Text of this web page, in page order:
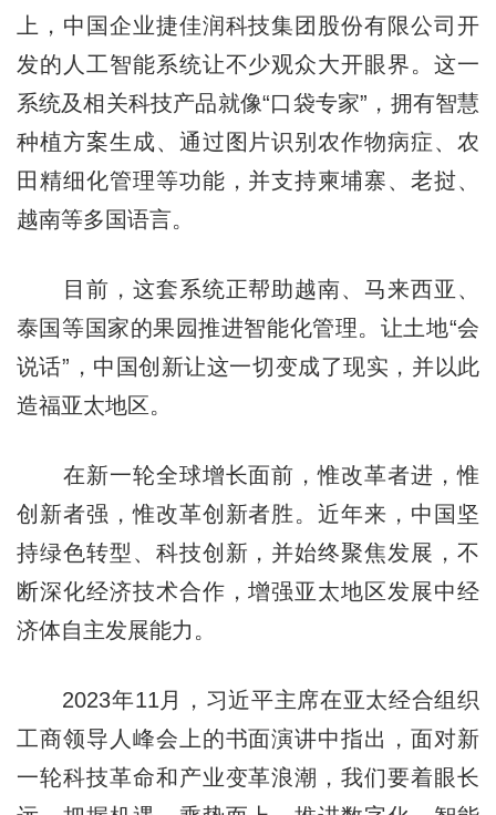
上，中国企业捷佳润科技集团股份有限公司开
发的人工智能系统让不少观众大开眼界。这一
系统及相关科技产品就像“口袋专家”，拥有智慧
种植方案生成、通过图片识别农作物病症、农
田精细化管理等功能，并支持柬埔寨、老挝、
越南等多国语言。
目前，这套系统正帮助越南、马来西亚、
泰国等国家的果园推进智能化管理。让土地“会
说话”，中国创新让这一切变成了现实，并以此
造福亚太地区。
在新一轮全球增长面前，惟改革者进，惟
创新者强，惟改革创新者胜。近年来，中国坚
持绿色转型、科技创新，并始终聚焦发展，不
断深化经济技术合作，增强亚太地区发展中经
济体自主发展能力。
2023年11月，习近平主席在亚太经合组织
工商领导人峰会上的书面演讲中指出，面对新
一轮科技革命和产业变革浪潮，我们要着眼长